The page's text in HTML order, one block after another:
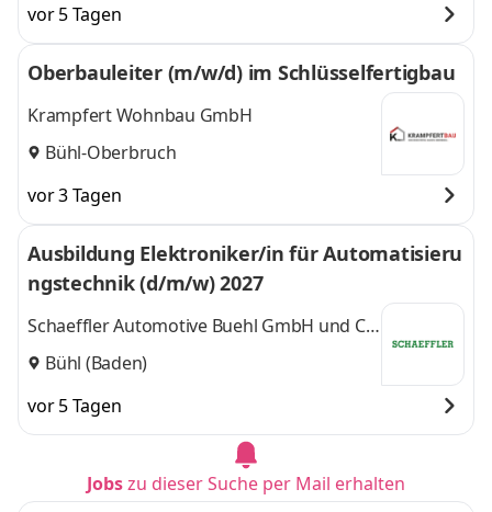
vor 5 Tagen
Oberbauleiter (m/w/d) im Schlüsselfertigbau
Krampfert Wohnbau GmbH
Bühl-Oberbruch
vor 3 Tagen
Ausbildung Elektroniker/in für Automatisieru
ngstechnik (d/m/w) 2027
Schaeffler Automotive Buehl GmbH und Co.
KGBühl (Baden)
vor 5 Tagen
Jobszu dieser Suche per Mail erhalten